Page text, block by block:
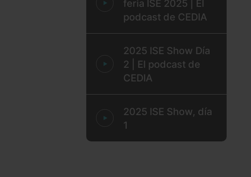
feria ISE 2025 | El
podcast de CEDIA
2025 ISE Show Día
2 | El podcast de
CEDIA
2025 ISE Show, día
1